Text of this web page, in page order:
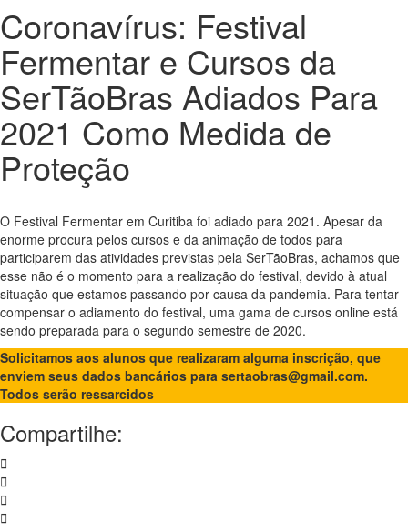
Coronavírus: Festival
Fermentar e Cursos da
SerTãoBras Adiados Para
2021 Como Medida de
Proteção
O Festival Fermentar em Curitiba foi adiado para 2021. Apesar da
enorme procura pelos cursos e da animação de todos para
participarem das atividades previstas pela SerTãoBras, achamos que
esse não é o momento para a realização do festival, devido à atual
situação que estamos passando por causa da pandemia. Para tentar
compensar o adiamento do festival, uma gama de cursos online está
sendo preparada para o segundo semestre de 2020.
Solicitamos aos alunos que realizaram alguma inscrição, que
enviem seus dados bancários para sertaobras@gmail.com.
Todos serão ressarcidos
Compartilhe: